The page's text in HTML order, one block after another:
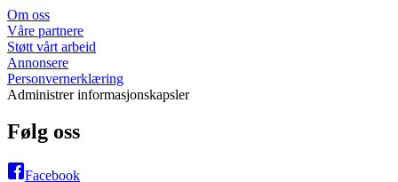
Om oss
Våre partnere
Støtt vårt arbeid
Annonsere
Personvernerklæring
Administrer informasjonskapsler
Følg oss
Facebook